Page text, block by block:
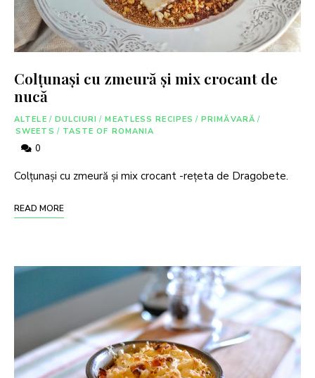
Colțunași cu zmeură și mix crocant de
nucă
ALTELE / DULCIURI / MEATLESS RECIPES / PRIMĂVARĂ /
SWEETS / TASTE OF ROMANIA
0
Colțunași cu zmeură și mix crocant -rețeta de Dragobete.
READ MORE